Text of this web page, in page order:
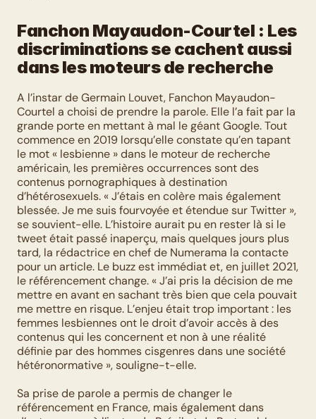
Fanchon Mayaudon-Courtel : Les
discriminations se cachent aussi
dans les moteurs de recherche
A l’instar de Germain Louvet, Fanchon Mayaudon-
Courtel a choisi de prendre la parole. Elle l’a fait par la
grande porte en mettant à mal le géant Google. Tout
commence en 2019 lorsqu’elle constate qu’en tapant
le mot « lesbienne » dans le moteur de recherche
américain, les premières occurrences sont des
contenus pornographiques à destination
d’hétérosexuels. « J’étais en colère mais également
blessée. Je me suis fourvoyée et étendue sur Twitter »,
se souvient-elle. L’histoire aurait pu en rester là si le
tweet était passé inaperçu, mais quelques jours plus
tard, la rédactrice en chef de Numerama la contacte
pour un article. Le buzz est immédiat et, en juillet 2021,
le référencement change. « J’ai pris la décision de me
mettre en avant en sachant très bien que cela pouvait
me mettre en risque. L’enjeu était trop important : les
femmes lesbiennes ont le droit d’avoir accès à des
contenus qui les concernent et non à une réalité
définie par des hommes cisgenres dans une société
hétéronormative », souligne-t-elle.
Sa prise de parole a permis de changer le
référencement en France, mais également dans